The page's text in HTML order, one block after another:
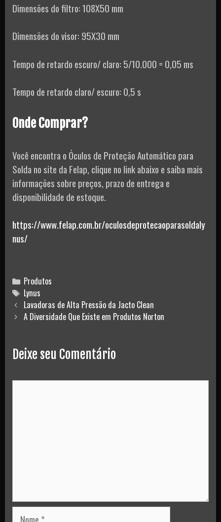
Dimensões do filtro: 108X50 mm
Dimensões do visor: 95X30 mm
Tempo de retardo escuro/ claro: 5/10.000 = 0,05 ms
Tempo de retardo claro/ escuro: 0,5 s
Onde Comprar?
Você encontra o Óculos de Proteção Automático para
Solda no site da Felap, clique no link abaixo e saiba mais
informações sobre preços, prazo de entrega e
disponibilidade de estoque.
https://www.felap.com.br/oculosdeprotecaoparasoldaly
nus/
Categories
Produtos
Tags
Lynus
Post
navigation
Lavadoras de Alta Pressão da Jacto Clean
A Diversidade Que Existe em Produtos Norton
Deixe seu Comentário
Nome